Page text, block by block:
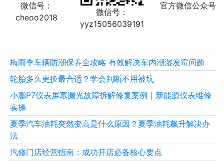
微信号：
cheoo2018
微信号：
yyz15056039191
官方微信公众号
梅雨季车辆防潮保养全攻略 有效解决车内潮湿发霉问题
轮胎多久更换最合适？学会判断不用被坑
小鹏P7仪表屏幕漏光故障拆解修复案例｜新能源仪表维修
实操
夏季汽车油耗突然变高是什么原因？夏季油耗飙升解决办
法
汽修门店经营指南：成功开店必备核心要点